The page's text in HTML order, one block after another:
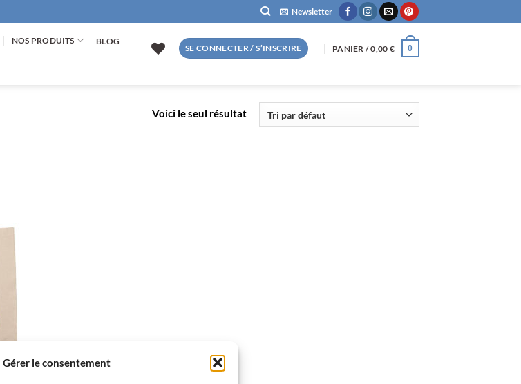
Gérer le consentement
Newsletter
NOS PRODUITS BLOG
SE CONNECTER / S’INSCRIRE PANIER /0,00 € 0
Voici le seul résultat